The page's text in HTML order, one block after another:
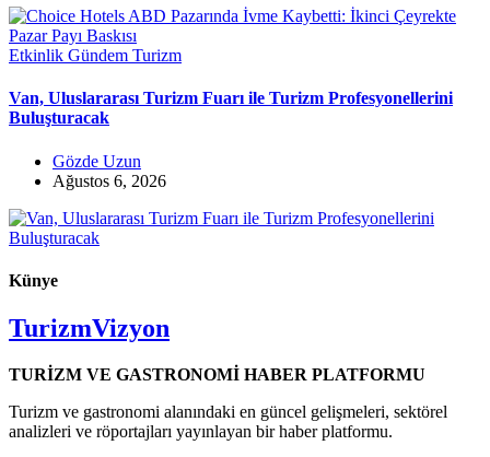
Etkinlik Gündem Turizm
Van, Uluslararası Turizm Fuarı ile Turizm Profesyonellerini
Buluşturacak
Gözde Uzun
Ağustos 6, 2026
Künye
TurizmVizyon
TURİZM VE GASTRONOMİ HABER PLATFORMU
Turizm ve gastronomi alanındaki en güncel gelişmeleri, sektörel
analizleri ve röportajları yayınlayan bir haber platformu.